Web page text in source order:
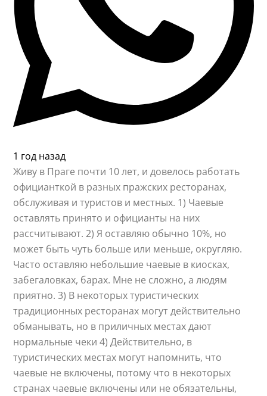
1 год назад
Живу в Праге почти 10 лет, и довелось работать
официанткой в разных пражских ресторанах,
обслуживая и туристов и местных. 1) Чаевые
оставлять принято и официанты на них
рассчитывают. 2) Я оставляю обычно 10%, но
может быть чуть больше или меньше, округляю.
Часто оставляю небольшие чаевые в киосках,
забегаловках, барах. Мне не сложно, а людям
приятно. 3) В некоторых туристических
традиционных ресторанах могут действительно
обманывать, но в приличных местах дают
нормальные чеки 4) Действительно, в
туристических местах могут напомнить, что
чаевые не включены, потому что в некоторых
странах чаевые включены или не обязательны,